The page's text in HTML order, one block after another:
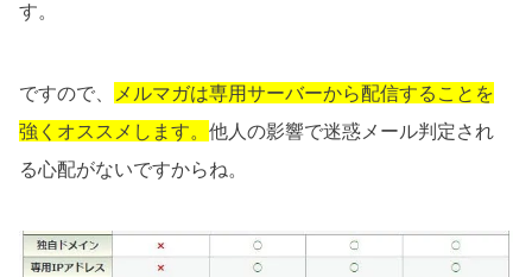
す。
ですので、
メルマガは専用サーバーから配信することを
強くオススメします。他人の影響で迷惑メール判定され
る心配がないですからね。